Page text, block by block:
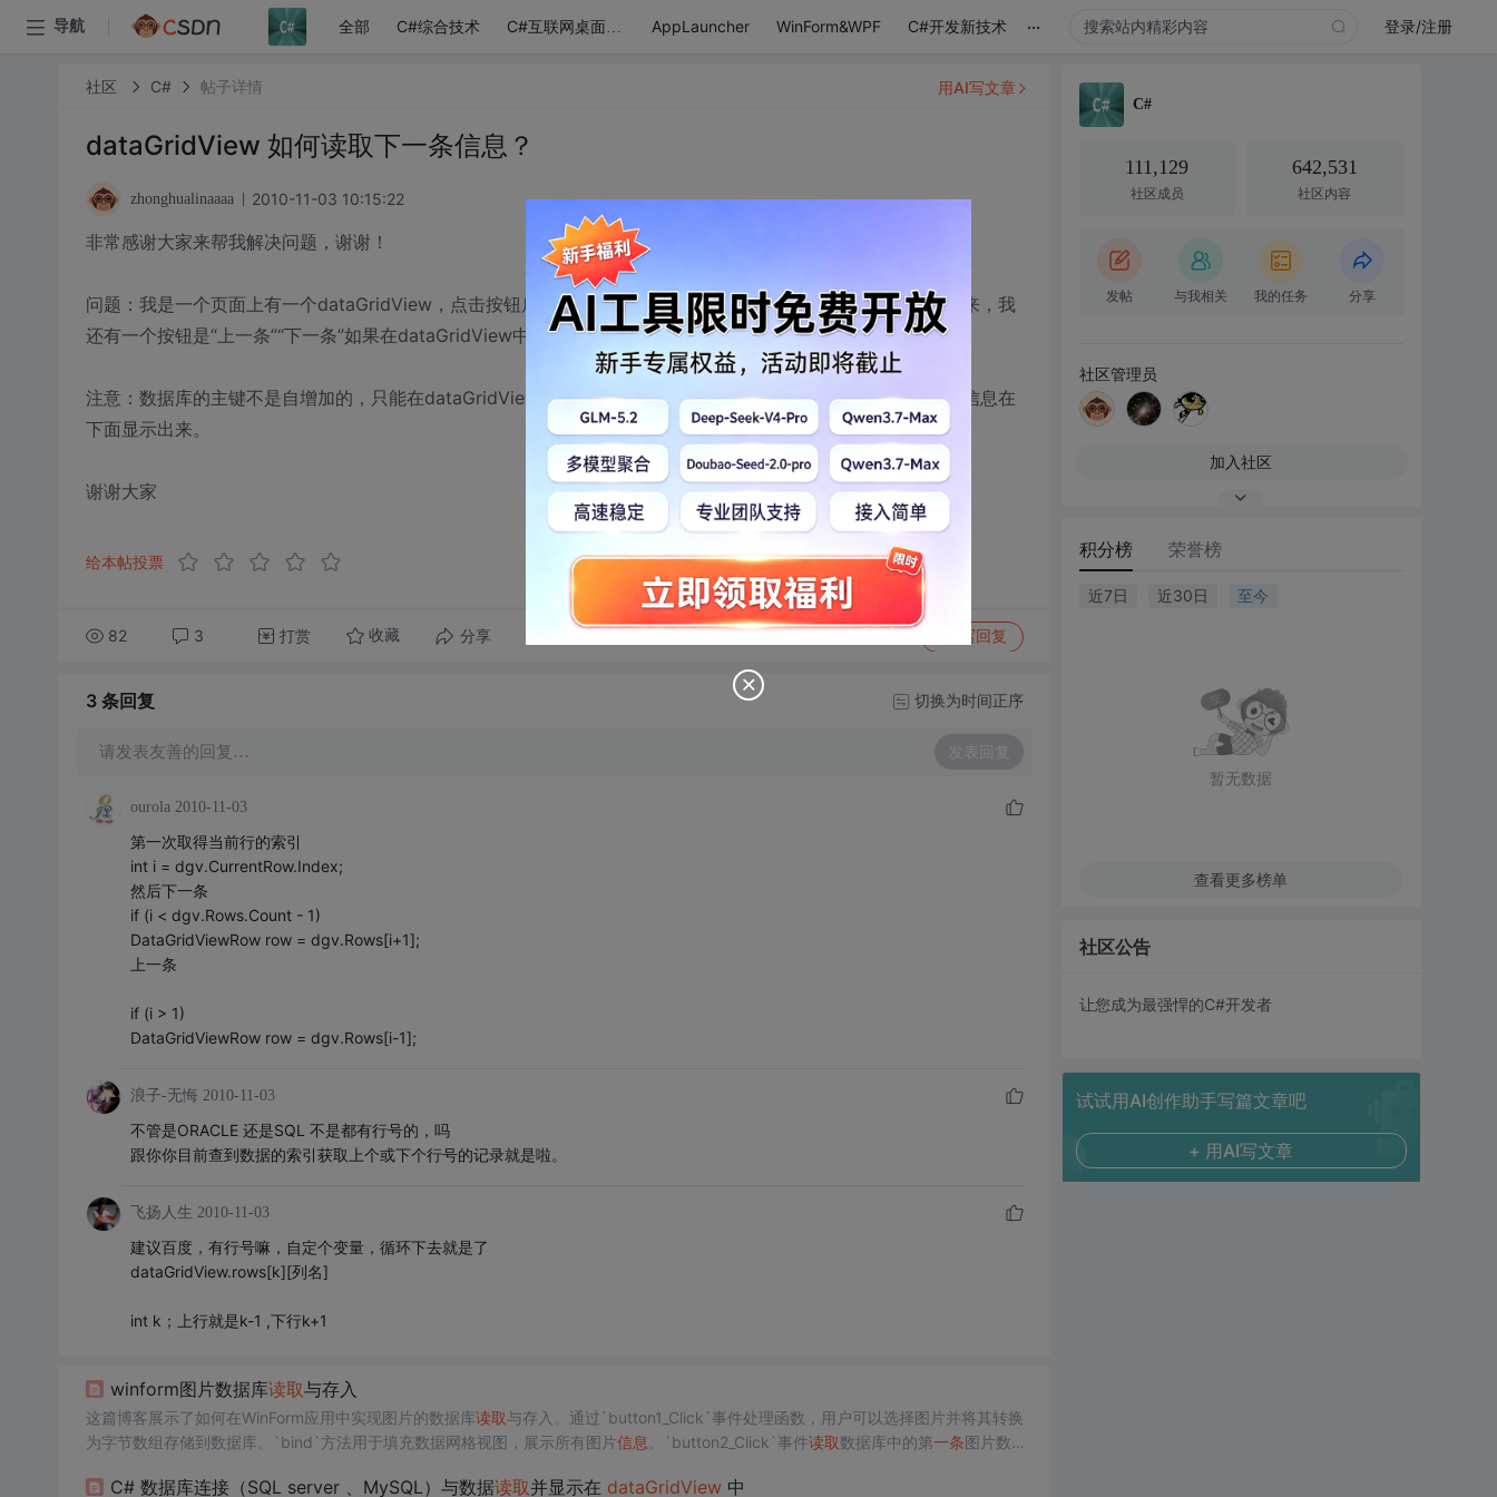
导航 全部 C#综合技术 C#互联网桌面应用 AppLauncher WinForm&WPF C#开发新技术 ... 登录/注册
社区 C# 帖子详情
dataGridView 如何读取下一条信息？
zhonghualinaaaa 2010-11-03 10:15:22
非常感谢大家来帮我解决问题，谢谢！
问题：我是一个页面上有一个dataGridView，点击按钮后就开始读出dataGridView的第一条信息 在下面显示出来，我
还有一个按钮是“上一条”“下一条”如果在dataGridView中读到下一条信息呢？
注意：数据库的主键不是自增加的，只能在dataGridView 中读取，如果点下一条就读取dataGridView的下一条信息在
下面显示出来。
谢谢大家
给本帖投票
82 3 打赏 收藏 分享 转发到动态 举报 写回复
用AI写文章
3 条回复 切换为时间正序
请发表友善的回复… 发表回复
ourola 2010-11-03
第一次取得当前行的索引
int i = dgv.CurrentRow.Index;
然后下一条
if (i < dgv.Rows.Count - 1)
DataGridViewRow row = dgv.Rows[i+1];
上一条
if (i > 1)
DataGridViewRow row = dgv.Rows[i-1];
浪子-无悔 2010-11-03
不管是ORACLE 还是SQL 不是都有行号的，吗
跟你你目前查到数据的索引获取上个或下个行号的记录就是啦。
飞扬人生 2010-11-03
建议百度，有行号嘛，自定个变量，循环下去就是了
dataGridView.rows[k][列名]
int k；上行就是k-1 ,下行k+1
winform图片数据库读取与存入
这篇博客展示了如何在WinForm应用中实现图片的数据库读取与存入。通过`button1_Click`事件处理函数，用户可以选择图片并将其转换
为字节数组存储到数据库。`bind`方法用于填充数据网格视图，展示所有图片信息 。`button2_Click`事件读取数据库中的第一条图片数
录。C# 数据库连接（SQL server 、MySQL）与数据读取并显示在 dataGridView中
C#
111,129
社区成员
642,531
社区内容
发帖 与我相关 我的任务 分享
社区管理员
加入社区
积分榜 荣誉榜
近7日 近30日 至今
暂无数据
查看更多榜单
社区公告
让您成为最强悍的C#开发者
试试用AI创作助手写篇文章吧
+ 用AI写文章